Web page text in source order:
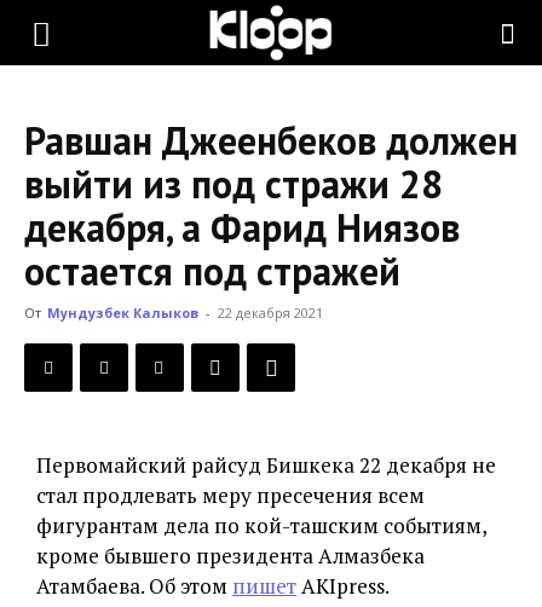
KLOOP.KG
Новости
Кыргызстана
Равшан Джеенбеков должен
выйти из под стражи 28
декабря, а Фарид Ниязов
остается под стражей
От Мундузбек Калыков - 22 декабря 2021
Первомайский райсуд Бишкека 22 декабря не
стал продлевать меру пресечения всем
фигурантам дела по кой-ташским событиям,
кроме бывшего президента Алмазбека
Атамбаева. Об этом пишетAKIpress.